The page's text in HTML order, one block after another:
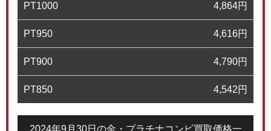
PT1000 4,864円
PT950 4,616円
PT900 4,790円
PT850 4,542円
2024年9月30日の金・プラチナコンビ買取価格一